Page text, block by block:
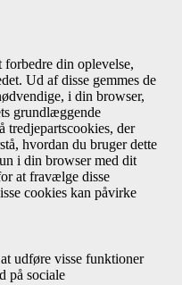
din oplevelse,
Ud af disse gemmes de
i din browser,
grundlæggende
tredjepartscookies, der
hvordan du bruger dette
i din browser med dit
at fravælge disse
cookies kan påvirke
udføre visse funktioner
på sociale